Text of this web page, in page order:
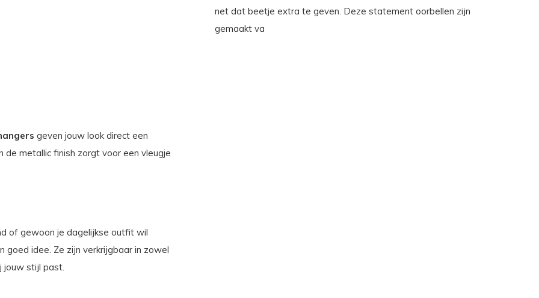
net dat beetje extra te geven. Deze statement oorbellen zijn
gemaakt va
geven jouw look direct een
de metallic finish zorgt voor een vleugje
of gewoon je dagelijkse outfit wil
goed idee. Ze zijn verkrijgbaar in zowel
jouw stijl past.